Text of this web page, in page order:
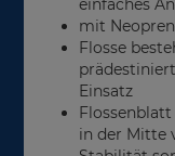
einfaches
mit
Flosse
Einsatz
in der Mitte